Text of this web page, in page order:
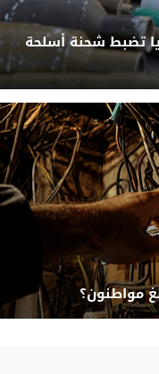
تضبط شحنة أسلحة
مواطنون؟